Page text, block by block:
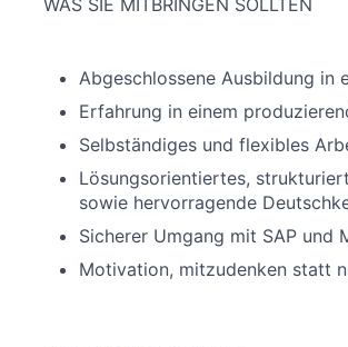
Abgeschlossene Ausbildung in
Erfahrung in einem
Selbständiges und flexibles
Lösungsorientiertes,
sowie hervorragende
Sicherer Umgang mit SAP und
Motivation, mitzudenken statt